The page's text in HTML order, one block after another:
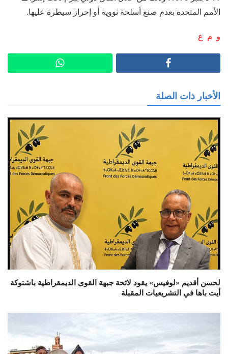
الأمم المتحدة بعدم صنع أسلحة نووية أو إحراز سيطرة عليها.
و م ع
الأخبار ذات الصلة
لحسن أقديم «لوفيس» يقود لائحة جبهة القوى الديمقراطية باشتوكة
أيت باها في التشريعيات المقبلة